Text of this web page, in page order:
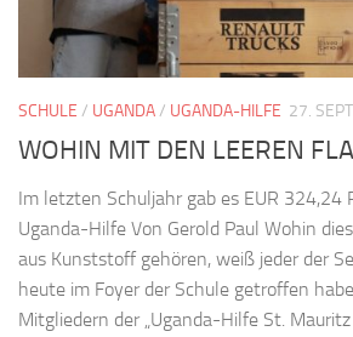
SCHULE / UGANDA/ UGANDA-HILFE 27.
WOHIN MIT DEN LEEREN
Im letzten Schuljahr gab es EUR 324,24
Uganda-Hilfe Von Gerold Paul Wohin
aus Kunststoff gehören, weiß jeder der
heute im Foyer der Schule getroffen
Mitgliedern der „Uganda-Hilfe St. Mauritz